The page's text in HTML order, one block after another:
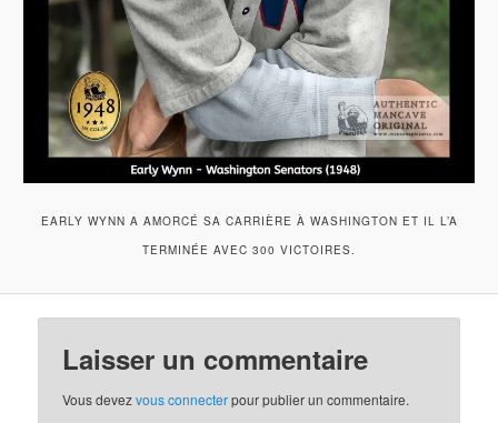
EARLY WYNN A AMORCÉ SA CARRIÈRE À WASHINGTON ET IL L’A
TERMINÉE AVEC 300 VICTOIRES.
Laisser un commentaire
Vous devezvous connecterpour publier un commentaire.